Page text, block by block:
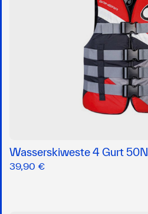
Wasserskiweste 4 Gurt 50N
39,90 €